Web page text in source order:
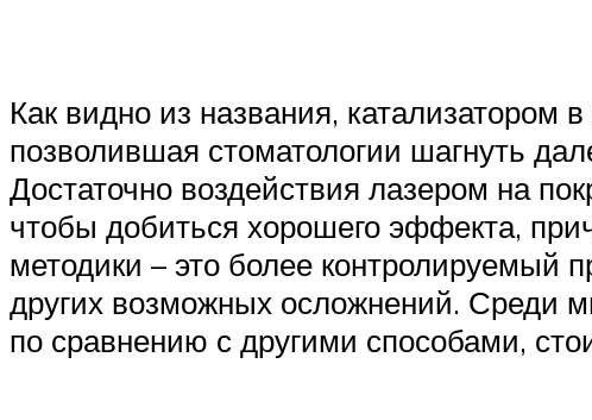
Как видно из названия, катализатором
позволившая стоматологии шагнуть
Достаточно воздействия лазером на
чтобы добиться хорошего эффекта,
методики – это более контролируемый
других возможных осложнений. Среди
по сравнению с другими способами,